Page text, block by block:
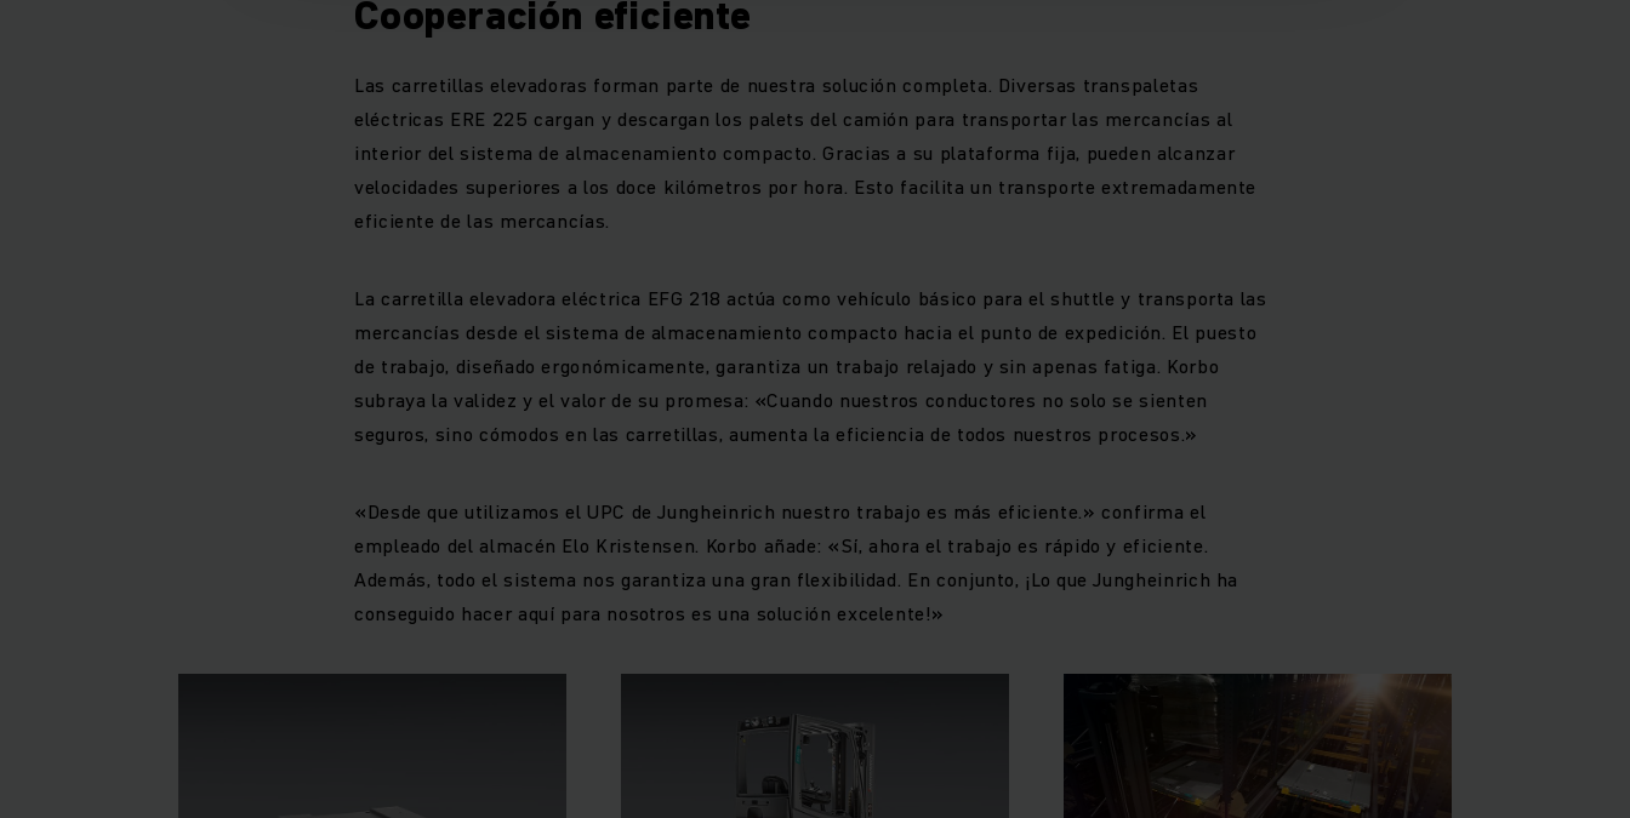
Cooperación eficiente
Las carretillas elevadoras forman parte de nuestra solución completa. Diversas transpaletas
eléctricas ERE 225 cargan y descargan los palets del camión para transportar las mercancías al
interior del sistema de almacenamiento compacto. Gracias a su plataforma fija, pueden alcanzar
velocidades superiores a los doce kilómetros por hora. Esto facilita un transporte extremadamente
eficiente de las mercancías.
La carretilla elevadora eléctrica EFG 218 actúa como vehículo básico para el shuttle y transporta las
mercancías desde el sistema de almacenamiento compacto hacia el punto de expedición. El puesto
de trabajo, diseñado ergonómicamente, garantiza un trabajo relajado y sin apenas fatiga. Korbo
subraya la validez y el valor de su promesa: «Cuando nuestros conductores no solo se sienten
seguros, sino cómodos en las carretillas, aumenta la eficiencia de todos nuestros procesos.»
«Desde que utilizamos el UPC de Jungheinrich nuestro trabajo es más eficiente.» confirma el
empleado del almacén Elo Kristensen. Korbo añade: «Sí, ahora el trabajo es rápido y eficiente.
Además, todo el sistema nos garantiza una gran flexibilidad. En conjunto, ¡Lo que Jungheinrich ha
conseguido hacer aquí para nosotros es una solución excelente!»